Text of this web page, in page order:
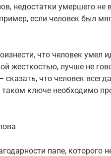
недостатки умершего
если человек был
что человек умел
жесткостью, лучше не
сказать, что человек
ключе необходимо
папе, которого